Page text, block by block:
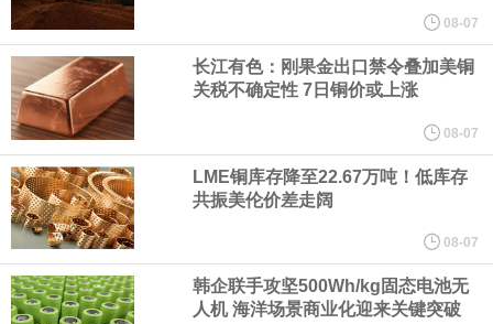
核心技术和知识产权。截至2026年1月31日，公司拥有262项专利权
（含境内发明专利20项）。
纽约期银日内涨4%，现报64.08美元/盎司。
宇树科技董事长、总经理兼首席技术官王兴兴在网上路演时表示，
经过多年研发创新和技术积累，公司逐步形成了包括一体化关节集
成技术、高紧凑度机器人身体集成技术、机器人激光雷达全自研核
08-07
长江有色：刚果金出口禁令叠加美铜
关税不确定性 7日铜价或上涨
08-07
LME铜库存降至22.67万吨！低库存
共振美伦价差走阔
08-07
韩企联手攻坚500Wh/kg固态电池无
人机 海洋场景商业化迎来关键突破